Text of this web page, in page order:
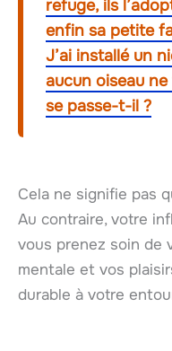
refuge, ils
enfin sa petite
J’ai installé un
aucun oiseau
se passe-t-il ?
Cela ne signifie pas
Au contraire, votre
vous prenez soin de
mentale et vos
durable à votre